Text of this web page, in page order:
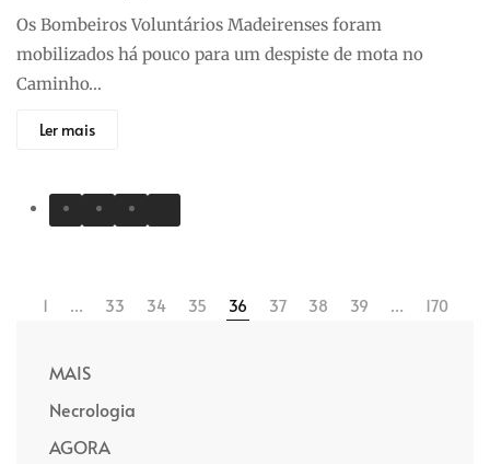
Os Bombeiros Voluntários Madeirenses foram
mobilizados há pouco para um despiste de mota no
Caminho…
Ler mais
1 … 33 34 35 36 37 38 39 … 170
MAIS
Necrologia
AGORA